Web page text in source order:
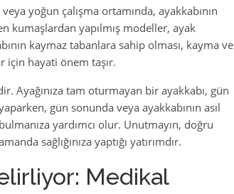
yoğun çalışma ortamında, ayakkabının
kumaşlardan yapılmış modeller, ayak
kaymaz tabanlara sahip olması, kayma ve
için hayati önem taşır.
Ayağınıza tam oturmayan bir ayakkabı, gün
gün sonunda veya ayakkabının asıl
yardımcı olur. Unutmayın, doğru
sağlığınıza yaptığı yatırımdır.
Medikal